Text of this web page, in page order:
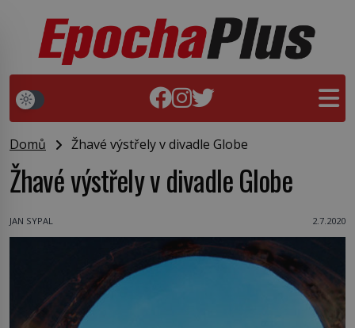
Domů Žhavé výstřely v divadle Globe
Žhavé výstřely v divadle Globe
JAN SYPAL 2.7.2020